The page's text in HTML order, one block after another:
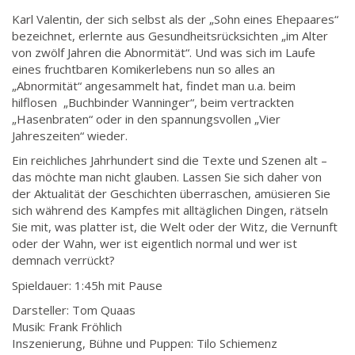
Karl Valentin, der sich selbst als der „Sohn eines Ehepaares“
bezeichnet, erlernte aus Gesundheitsrücksichten „im Alter
von zwölf Jahren die Abnormität“. Und was sich im Laufe
eines fruchtbaren Komikerlebens nun so alles an
„Abnormität“ angesammelt hat, findet man u.a. beim
hilflosen „Buchbinder Wanninger“, beim vertrackten
„Hasenbraten“ oder in den spannungsvollen „Vier
Jahreszeiten“ wieder.
Ein reichliches Jahrhundert sind die Texte und Szenen alt –
das möchte man nicht glauben. Lassen Sie sich daher von
der Aktualität der Geschichten überraschen, amüsieren Sie
sich während des Kampfes mit alltäglichen Dingen, rätseln
Sie mit, was platter ist, die Welt oder der Witz, die Vernunft
oder der Wahn, wer ist eigentlich normal und wer ist
demnach verrückt?
Spieldauer: 1:45h mit Pause
Darsteller: Tom Quaas
Musik: Frank Fröhlich
Inszenierung, Bühne und Puppen: Tilo Schiemenz